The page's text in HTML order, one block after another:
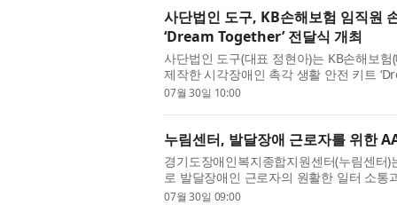
사단법인 도구, KB손해보험 임직원
‘Dream Together’ 전달식 개최
사단법인 도구(대표 정현아)는 KB손해보
제작한 시각장애인 촉각 생활 안전 키트
협회에서 진행했다고 밝혔다. 이번 사업은
07월 30일 10:00
누림센터, 발달장애 근로자를 위한
경기도장애인복지종합지원센터(누림센터)
로 발달장애인 근로자의 원활한 일터 소통
Augmentative and Alternative
07월 30일 09:00